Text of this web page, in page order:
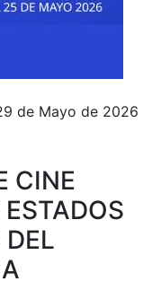
de Mayo de 2026
CINE
DEL